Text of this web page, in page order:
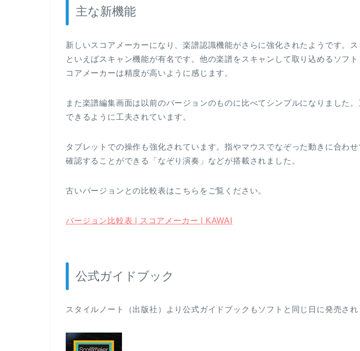
主な新機能
新しいスコアメーカーになり、楽譜認識機能がさらに強化されたようです。
といえばスキャン機能が有名です。他の楽譜をスキャンして取り込めるソフト
コアメーカーは精度が高いように感じます。
また楽譜編集画面は以前のバージョンのものに比べてシンプルになりました
できるように工夫されています。
タブレットでの操作も強化されています。指やマウスでなぞった動きに合わせ
確認することができる「なぞり演奏」などが搭載されました。
古いバージョンとの比較表はこちらをご覧ください。
バージョン比較表 | スコアメーカー | KAWAI
公式ガイドブック
スタイルノート（出版社）より公式ガイドブックもソフトと同じ日に発売され